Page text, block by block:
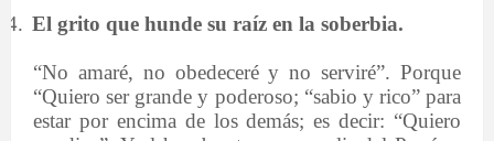
4. El grito que hunde su raíz en la soberbia.
“No amaré, no obedeceré y no serviré”. Porque
“Quiero ser grande y poderoso; “sabio y rico” para
estar por encima de los demás; es decir: “Quiero